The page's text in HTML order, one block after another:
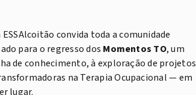
convida toda a comunidade
para o regresso dos Momentos TO, um
de conhecimento, à exploração de projetos
na Terapia Ocupacional — em
lugar.